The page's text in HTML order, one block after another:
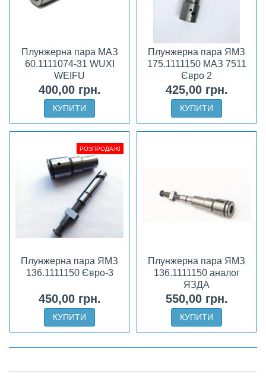
Плунжерна пара МАЗ
60.1111074-31 WUXI
WEIFU
400,00 грн.
КУПИТИ
Плунжерна пара ЯМЗ
175.1111150 МАЗ 7511
Євро 2
425,00 грн.
КУПИТИ
РОЗПРОДАЖ!
Плунжерна пара ЯМЗ
136.1111150 Євро-3
450,00 грн.
КУПИТИ
Плунжерна пара ЯМЗ
136.1111150 аналог
ЯЗДА
550,00 грн.
КУПИТИ